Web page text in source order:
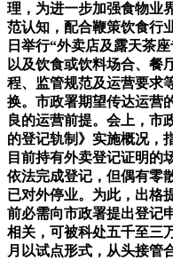
理，为进一步加强食物业
范认知，配合鞭策饮食行
日举行“外卖店及露天茶
以及饮食或饮料场合、餐
程、监管规范及运营要求
换。市政署期望传达运营
良的运营前提。会上，市
的登记轨制》实施概况，
目前持有外卖登记证明的
依法完成登记，但偶有零
已对外停业。为此，出格
前必需向市政署提出登记
相关，可被科处五千至三
月以试点形式，从头接管